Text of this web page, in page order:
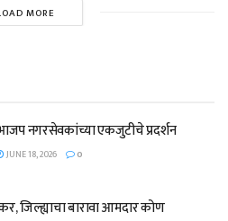
MORE
नगरसेवकांच्या एकजुटीचे प्रदर्शन
JUNE 18, 2026 0
बारावा आमदार कोण